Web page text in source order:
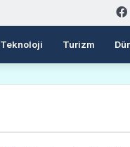
Teknoloji Turizm